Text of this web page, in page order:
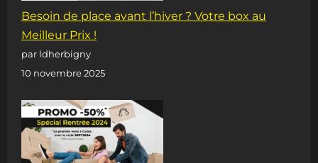
Besoin de place avant l’hiver ? Votre box au
Meilleur Prix !
par ldherbigny
10 novembre 2025